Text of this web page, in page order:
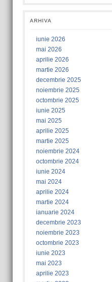
ARHIVA
iunie 2026
mai 2026
aprilie 2026
martie 2026
decembrie 2025
noiembrie 2025
octombrie 2025
iunie 2025
mai 2025
aprilie 2025
martie 2025
noiembrie 2024
octombrie 2024
iunie 2024
mai 2024
aprilie 2024
martie 2024
ianuarie 2024
decembrie 2023
noiembrie 2023
octombrie 2023
iunie 2023
mai 2023
aprilie 2023